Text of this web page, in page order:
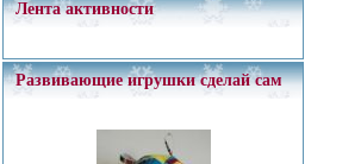
Лента активности
Развивающие игрушки сделай сам